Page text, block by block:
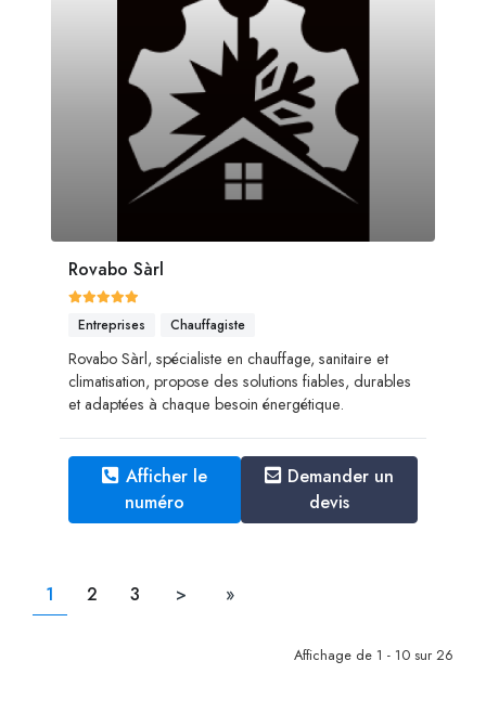
Rovabo Sàrl
Entreprises Chauffagiste
Rovabo Sàrl, spécialiste en chauffage, sanitaire et
climatisation, propose des solutions fiables, durables
et adaptées à chaque besoin énergétique.
Afficher le
numéro
Demander un
devis
1 2 3 > »
Affichage de 1 - 10 sur 26